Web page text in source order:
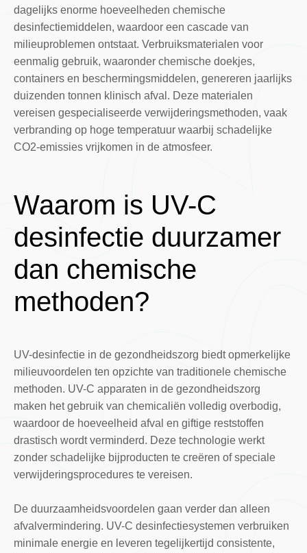
dagelijks enorme hoeveelheden chemische
desinfectiemiddelen, waardoor een cascade van
milieuproblemen ontstaat. Verbruiksmaterialen voor
eenmalig gebruik, waaronder chemische doekjes,
containers en beschermingsmiddelen, genereren jaarlijks
duizenden tonnen klinisch afval. Deze materialen
vereisen gespecialiseerde verwijderingsmethoden, vaak
verbranding op hoge temperatuur waarbij schadelijke
CO2-emissies vrijkomen in de atmosfeer.
Waarom is UV-C
desinfectie duurzamer
dan chemische
methoden?
UV-desinfectie in de gezondheidszorg biedt opmerkelijke
milieuvoordelen ten opzichte van traditionele chemische
methoden. UV-C apparaten in de gezondheidszorg
maken het gebruik van chemicaliën volledig overbodig,
waardoor de hoeveelheid afval en giftige reststoffen
drastisch wordt verminderd. Deze technologie werkt
zonder schadelijke bijproducten te creëren of speciale
verwijderingsprocedures te vereisen.
De duurzaamheidsvoordelen gaan verder dan alleen
afvalvermindering. UV-C desinfectiesystemen verbruiken
minimale energie en leveren tegelijkertijd consistente,